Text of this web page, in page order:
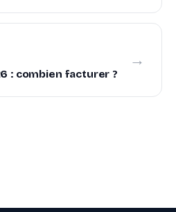
: combien facturer ?
→